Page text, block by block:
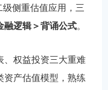
侧重估值应用，三
融逻辑＞背诵公式。
、权益投资三大重难
资产估值模型，熟练